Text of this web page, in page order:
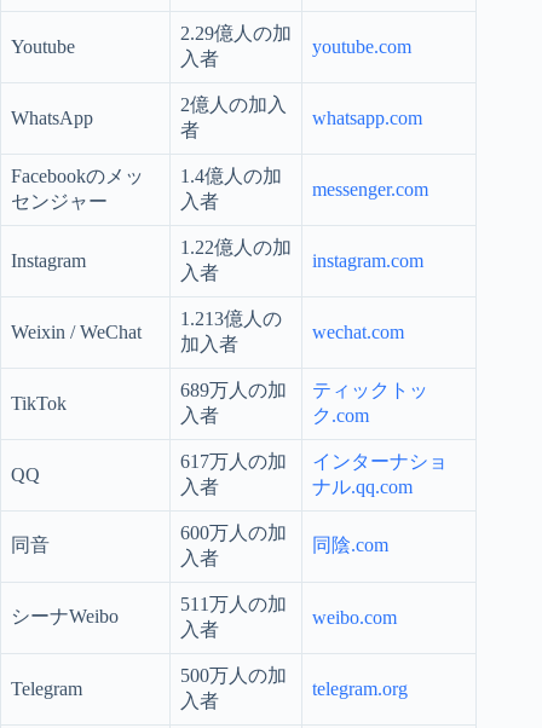
Youtube
2.29億人の加
入者
youtube.com
WhatsApp
2億人の加入
者
whatsapp.com
Facebookのメッ
センジャー
1.4億人の加
入者
messenger.com
Instagram
1.22億人の加
入者
instagram.com
Weixin / WeChat
1.213億人の
加入者
wechat.com
TikTok
689万人の加
入者
ティックトッ
ク.com
QQ
617万人の加
入者
インターナショ
ナル.qq.com
同音
600万人の加
入者
同陰.com
シーナWeibo
511万人の加
入者
weibo.com
Telegram
500万人の加
入者
telegram.org